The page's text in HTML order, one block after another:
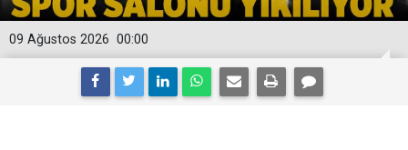
00:00
09 Ağustos 2026